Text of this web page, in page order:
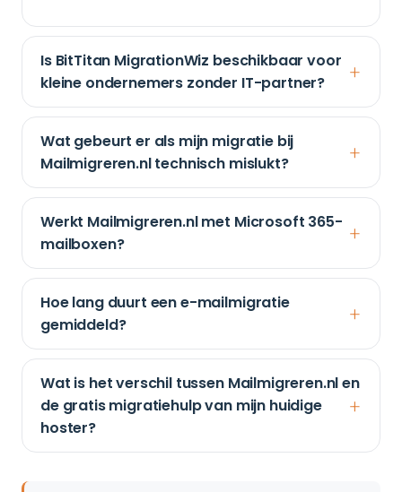
Is BitTitan MigrationWiz beschikbaar voor
kleine ondernemers zonder IT-partner?
Wat gebeurt er als mijn migratie bij
Mailmigreren.nl technisch mislukt?
Werkt Mailmigreren.nl met Microsoft 365-
mailboxen?
Hoe lang duurt een e-mailmigratie
gemiddeld?
Wat is het verschil tussen Mailmigreren.nl en
de gratis migratiehulp van mijn huidige
hoster?